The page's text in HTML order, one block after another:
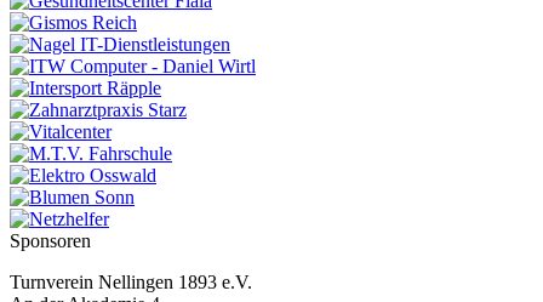
Sponsoren
Turnverein Nellingen 1893 e.V.